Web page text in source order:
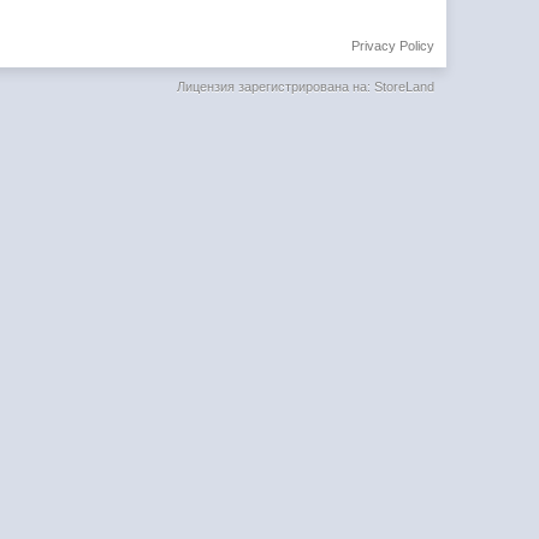
Privacy Policy
Лицензия зарегистрирована на: StoreLand